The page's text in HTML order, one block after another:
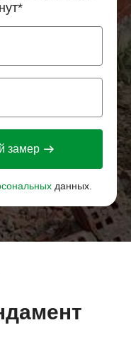
замер
данных.